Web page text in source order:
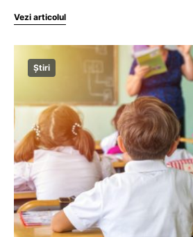
Vezi articolul
Știri